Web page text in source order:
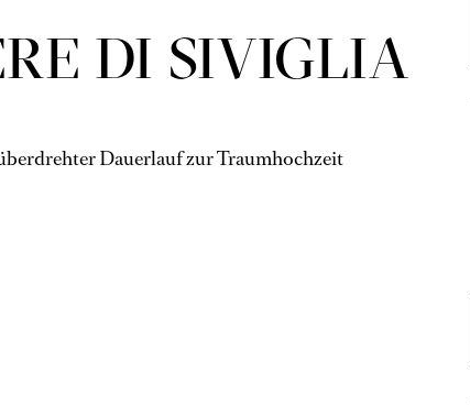
DI SIVIGLIA
Dauerlauf zur Traumhochzeit